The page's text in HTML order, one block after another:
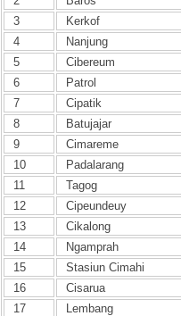
3
Kerkof
4
Nanjung
5
Cibereum
6
Patrol
7
Cipatik
8
Batujajar
9
Cimareme
10
Padalarang
11
Tagog
12
Cipeundeuy
13
Cikalong
14
Ngamprah
15
Stasiun Cimahi
16
Cisarua
17
Lembang